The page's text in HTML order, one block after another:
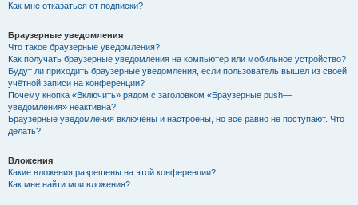
Как мне отказаться от подписки?
Браузерные уведомления
Что такое браузерные уведомления?
Как получать браузерные уведомления на компьютер или мобильное устройство?
Будут ли приходить браузерные уведомления, если пользователь вышел из своей
учётной записи на конференции?
Почему кнопка «Включить» рядом с заголовком «Браузерные push—
уведомления» неактивна?
Браузерные уведомления включены и настроены, но всё равно не поступают. Что
делать?
Вложения
Какие вложения разрешены на этой конференции?
Как мне найти мои вложения?